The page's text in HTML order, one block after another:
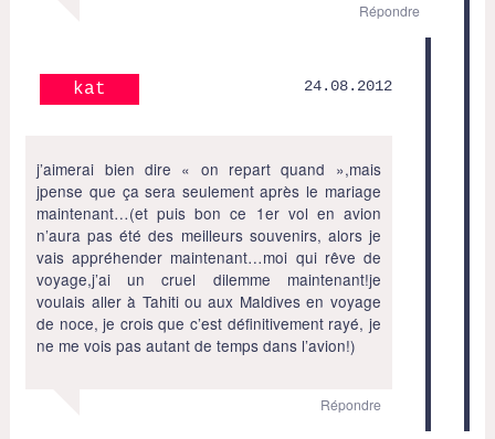
Répondre
kat 24.08.2012
j’aimerai bien dire « on repart quand »,mais
jpense que ça sera seulement après le mariage
maintenant…(et puis bon ce 1er vol en avion
n’aura pas été des meilleurs souvenirs, alors je
vais appréhender maintenant…moi qui rêve de
voyage,j’ai un cruel dilemme maintenant!je
voulais aller à Tahiti ou aux Maldives en voyage
de noce, je crois que c’est définitivement rayé, je
ne me vois pas autant de temps dans l’avion!)
Répondre